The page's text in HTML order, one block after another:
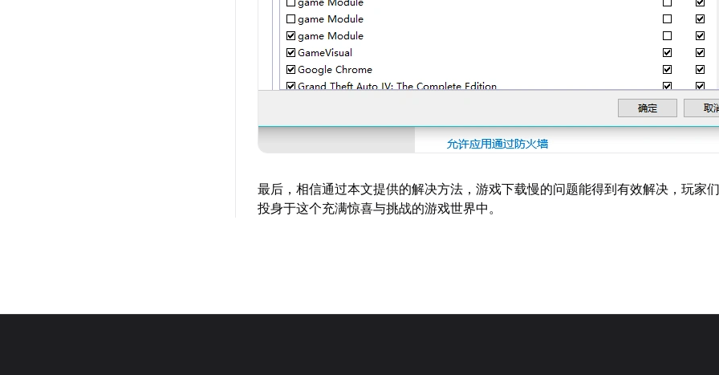
最后，相信通过本文提供的解决方法，游戏下载慢的问题能得到有效解决，玩家
投身于这个充满惊喜与挑战的游戏世界中。